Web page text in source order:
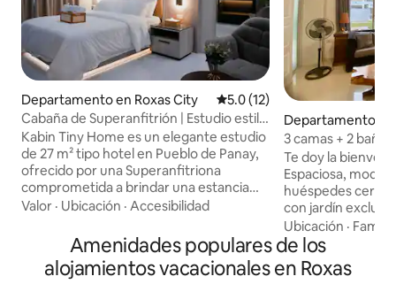
Departamento en Roxas City Calificación promedio: 5.0 de
5.0 (12)
Cabaña de Superanfitrión | Estudio estilo
hotel con WiFi rápido
Kabin Tiny Home es un elegante estudio
de 27 m² tipo hotel en Pueblo de Panay,
ofrecido por una Superanfitriona
comprometida a brindar una estancia
limpia, cómoda y sin complicaciones.
sábanas de calidad hotelera, conexión
Wi-Fi rápida, televisor listo para Netflix,
una mini cocina y registro automático
Valor · Ubicación · Accesibilidad
Departamento en
3 camas + 2
Beach Guest Hse
Te doy la
Espaciosa,
huéspedes cerca
con jardín
Con amplias
dormitorio
alojar hasta ocho
hace ideal para
Ubicación ·
Amenidades populares de los
alojamientos vacacionales en Roxas